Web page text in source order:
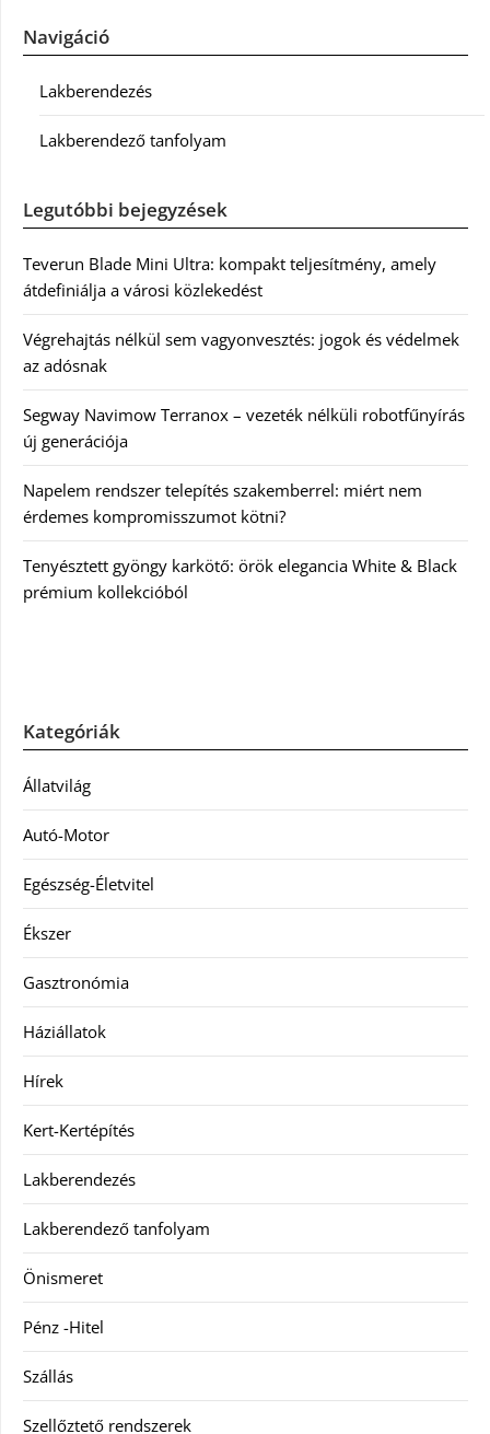
Navigáció
Lakberendezés
Lakberendező tanfolyam
Legutóbbi bejegyzések
Teverun Blade Mini Ultra: kompakt teljesítmény, amely
átdefiniálja a városi közlekedést
Végrehajtás nélkül sem vagyonvesztés: jogok és védelmek
az adósnak
Segway Navimow Terranox – vezeték nélküli robotfűnyírás
új generációja
Napelem rendszer telepítés szakemberrel: miért nem
érdemes kompromisszumot kötni?
Tenyésztett gyöngy karkötő: örök elegancia White & Black
prémium kollekcióból
Kategóriák
Állatvilág
Autó-Motor
Egészség-Életvitel
Ékszer
Gasztronómia
Háziállatok
Hírek
Kert-Kertépítés
Lakberendezés
Lakberendező tanfolyam
Önismeret
Pénz -Hitel
Szállás
Szellőztető rendszerek